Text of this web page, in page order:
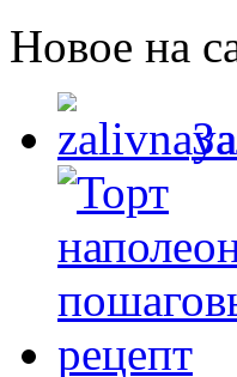
Новое на